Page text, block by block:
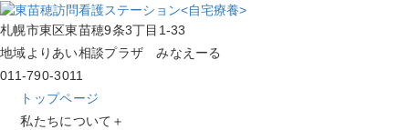
札幌市東区東苗穂9条3丁目1-33
地域よりあい相談プラザ みなえーる
011-790-3011
トップページ
私たちについて ＋